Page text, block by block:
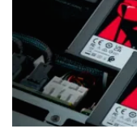
SSD
adecuados
para
centros
datos: